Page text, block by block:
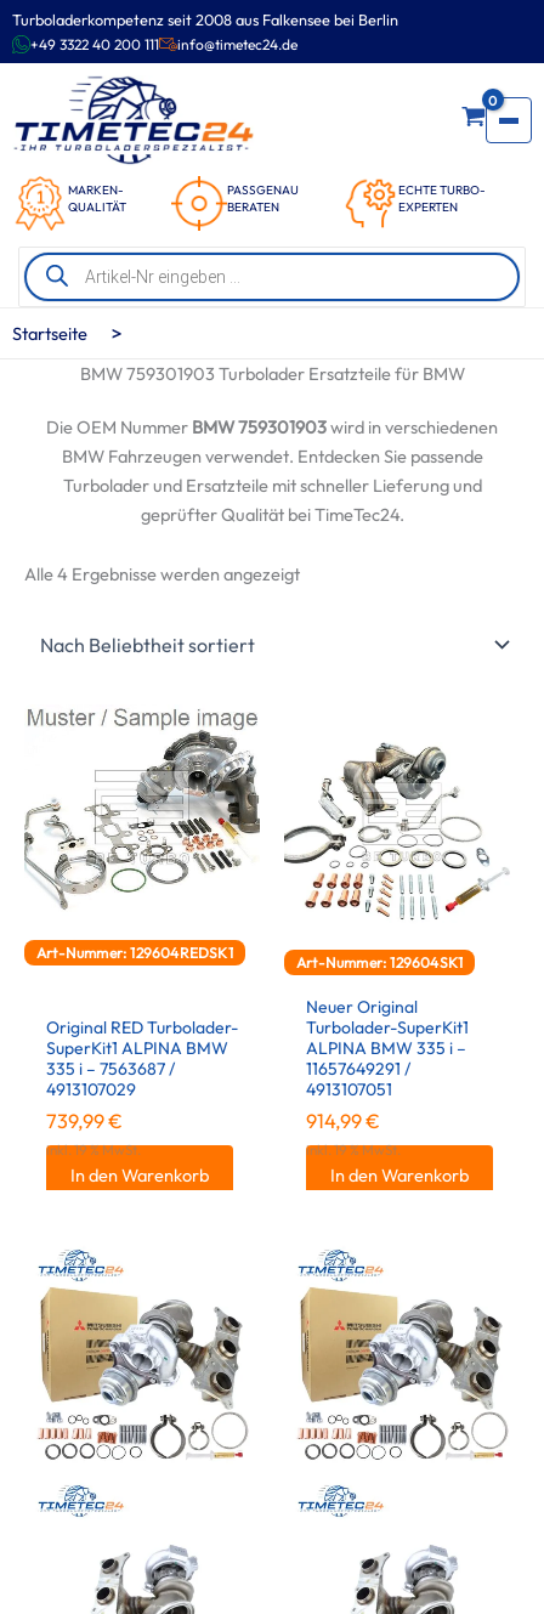
Turboladerkompetenz seit 2008 aus Falkensee bei Berlin
+49 3322 40 200 111 info@timetec24.de
MARKEN-
QUALITÄT
PASSGENAU
BERATEN
ECHTE TURBO-
EXPERTEN
0
Products
search
Zum
Inhalt
springen
Startseite >
BMW 759301903 Turbolader Ersatzteile für BMW
Die OEM Nummer BMW 759301903wird in verschiedenen
BMW Fahrzeugen verwendet. Entdecken Sie passende
Turbolader und Ersatzteile mit schneller Lieferung und
geprüfter Qualität bei TimeTec24.
Alle 4 Ergebnisse werden angezeigtNach
Art-Nummer: 129604REDSK1
Original RED Turbolader-
SuperKit1 ALPINA BMW
335 i – 7563687 /
4913107029
739,99€
inkl. 19 % MwSt.
In den Warenkorb
Art-Nummer: 129604SK1
Neuer Original
Turbolader-SuperKit1
ALPINA BMW 335 i –
11657649291 /
4913107051
914,99€
inkl. 19 % MwSt.
In den Warenkorb